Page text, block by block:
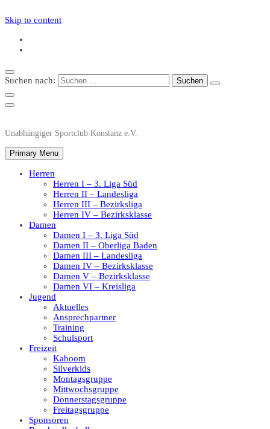
Skip to content
Suchen nach:
Unabhängiger Sportclub Konstanz e.V.
Primary Menu
Herren
Herren I – 3. Liga Süd
Herren II – Landesliga
Herren III – Bezirksliga
Herren IV – Bezirksklasse
Damen
Damen I – 3. Liga Süd
Damen II – Oberliga Baden
Damen III – Landesliga
Damen IV – Bezirksklasse
Damen V – Bezirksklasse
Damen VI – Kreisliga
Jugend
Aktuelles
Ansprechpartner
Training
Schulsport
Freizeit
Kaboom
Silverkids
Montagsgruppe
Mittwochsgruppe
Donnerstagsgruppe
Freitagsgruppe
Sponsoren